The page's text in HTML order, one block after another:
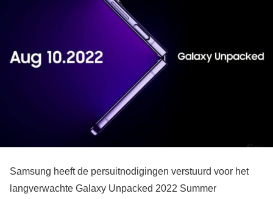
Samsung heeft de persuitnodigingen verstuurd voor het
langverwachte Galaxy Unpacked 2022 Summer